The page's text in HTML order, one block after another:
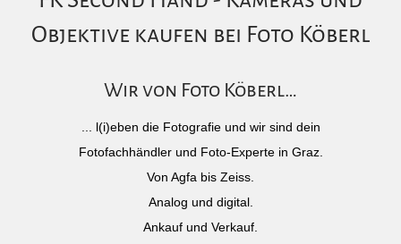
Objektive kaufen bei Foto Köberl
Wir von Foto Köberl…
... l(i)eben die Fotografie und wir sind dein
Fotofachhändler und Foto-Experte in Graz.
Von Agfa bis Zeiss.
Analog und digital.
Ankauf und Verkauf.